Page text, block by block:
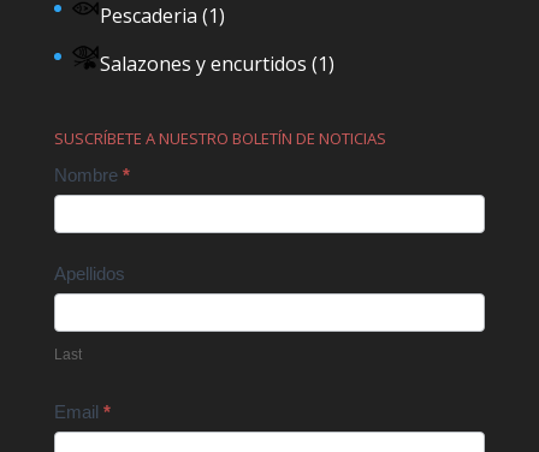
Pescaderia (1)
Salazones y encurtidos (1)
SUSCRÍBETE A NUESTRO BOLETÍN DE NOTICIAS
Contact
Nombre *
Apellidos
Last
Email *